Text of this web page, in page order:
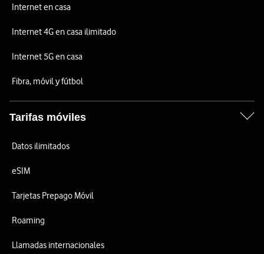
Internet en casa
Internet 4G en casa ilimitado
Internet 5G en casa
Fibra, móvil y fútbol
Tarifas móviles
Datos ilimitados
eSIM
Tarjetas Prepago Móvil
Roaming
Llamadas internacionales